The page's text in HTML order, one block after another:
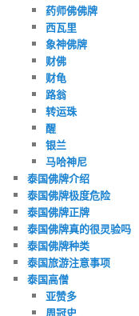
药师佛佛牌
西瓦里
象神佛牌
财佛
财龟
路翁
转运珠
醒
银兰
马哈神尼
泰国佛牌介绍
泰国佛牌极度危险
泰国佛牌正牌
泰国佛牌真的很灵验吗
泰国佛牌种类
泰国旅游注意事项
泰国高僧
亚赞多
周冠史